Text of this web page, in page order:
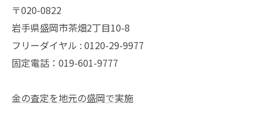
〒020-0822
岩手県盛岡市茶畑2丁目10-8
フリーダイヤル : 0120-29-9977
固定電話：019-601-9777
金の査定を地元の盛岡で実施